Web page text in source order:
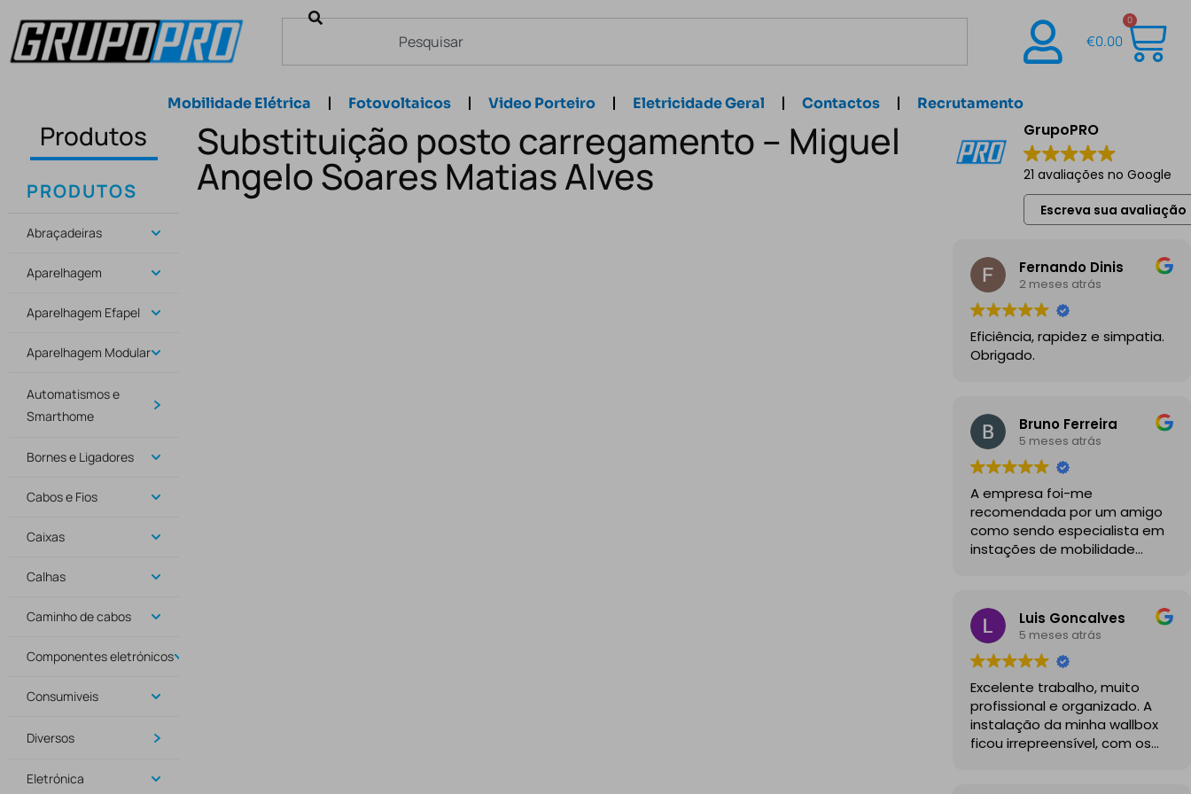
€0.00
0
Mobilidade Elétrica Fotovoltaicos Video Porteiro Eletricidade Geral Contactos Recrutamento
Produtos
PRODUTOS
Abraçadeiras
Aparelhagem
Aparelhagem Efapel
Aparelhagem Modular
Automatismos e
Smarthome
Bornes e Ligadores
Cabos e Fios
Caixas
Calhas
Caminho de cabos
Componentes eletrónicos
Consumiveis
Diversos
Eletrónica
Substituição posto carregamento – Miguel
Angelo Soares Matias Alves
GrupoPRO
21 avaliações no Google
Escreva sua avaliação
Fernando Dinis
2 meses atrás
Eficiência, rapidez e simpatia.
Obrigado.
Bruno Ferreira
5 meses atrás
A empresa foi-me
recomendada por um amigo
como sendo especialista em
instações de mobilidade
profissionais, comunicativos e
disponiveis para todas as
minhas dúvidas.
A instalação de tomada
reforçada em garagem
partilhada correu na
perfeição e nos prazos
combinados, sendo que
Luis Goncalves
5 meses atrás
Excelente trabalho, muito
profissional e organizado. A
instalação da minha wallbox
ficou irrepreensível, com os